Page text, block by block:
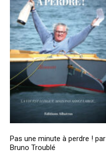
Pas une minute à perdre ! par
Bruno Troublé